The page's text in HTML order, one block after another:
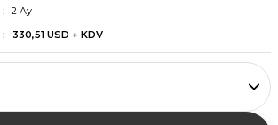
2 Ay
330,51 USD + KDV